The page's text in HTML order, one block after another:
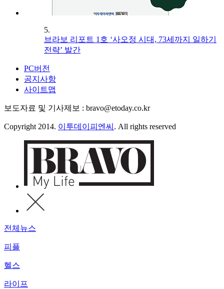
5.
브라보 리포트 1호 ‘사오정 시대, 73세까지 일하기
전략’ 발간
PC버전
공지사항
사이트맵
보도자료 및 기사제보 : bravo@etoday.co.kr
Copyright 2014. 이투데이피엔씨 . All rights reserved
전체뉴스
피플
헬스
라이프